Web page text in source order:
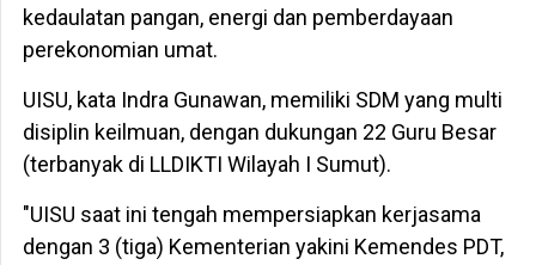
kedaulatan pangan, energi dan pemberdayaan
perekonomian umat.
UISU, kata Indra Gunawan, memiliki SDM yang multi
disiplin keilmuan, dengan dukungan 22 Guru Besar
(terbanyak di LLDIKTI Wilayah I Sumut).
"UISU saat ini tengah mempersiapkan kerjasama
dengan 3 (tiga) Kementerian yakini Kemendes PDT,